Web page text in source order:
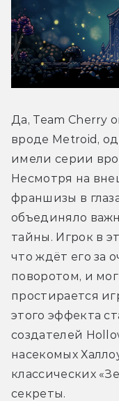
Да, Team Cherry
вроде Metroid,
имели серии
Несмотря на
франшизы в
объединяло
тайны. Игрок в
что ждёт его за
поворотом, и
простирается
этого эффекта
создателей
насекомых
классических
секреты.